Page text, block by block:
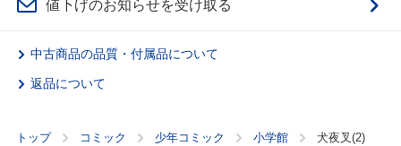
値下げのお知らせを受け取る
中古商品の品質・付属品について
返品について
トップ コミック 少年コミック 小学館 犬夜叉(2)